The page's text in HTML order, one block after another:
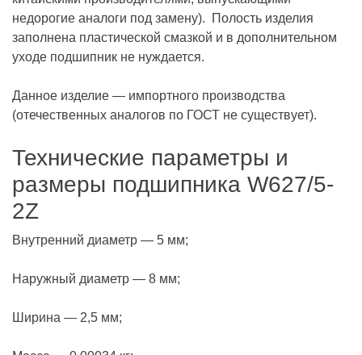
недорогие аналоги под замену). Полость изделия
заполнена пластической смазкой и в дополнительном
уходе подшипник не нуждается.
Данное изделие — импортного производства
(отечественных аналогов по ГОСТ не существует).
Технические параметры и
размеры подшипника W627/5-
2Z
Внутренний диаметр — 5 мм;
Наружный диаметр — 8 мм;
Ширина — 2,5 мм;